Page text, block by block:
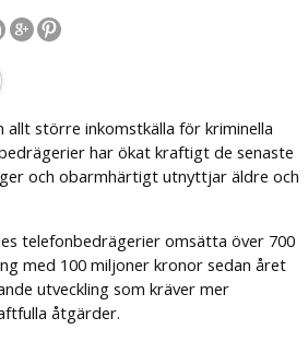
allt större inkomstkälla för kriminella
har ökat kraftigt de senaste
och obarmhärtigt utnyttjar äldre och
telefonbedrägerier omsätta över 700
med 100 miljoner kronor sedan året
utveckling som kräver mer
åtgärder.